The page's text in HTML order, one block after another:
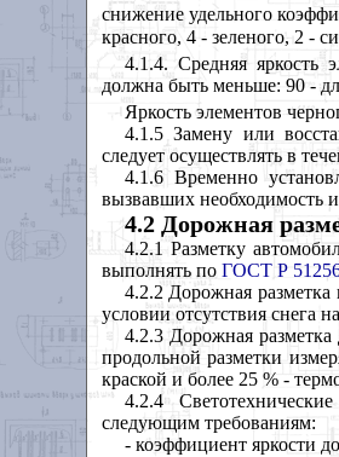
снижение удельного
красного, 4 - зеленого, 2 -
4.1.4. Средняя яркость
должна быть меньше: 90 -
Яркость элементов
4.1.5 Замену или
следует осуществлять в
4.1.6 Временно
вызвавших необходимость
4.2 Дорожная
4.2.1 Разметку
выполнять по ГОСТ Р
4.2.2 Дорожная
условии отсутствия снега
4.2.3 Дорожная
продольной разметки
краской и более 25 % -
4.2.4
следующим требованиям:
- коэффициент яркости